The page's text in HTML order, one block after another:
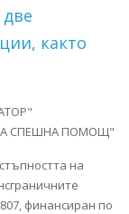
както
СПЕШНА ПОМОЩ"
на
финансиран по